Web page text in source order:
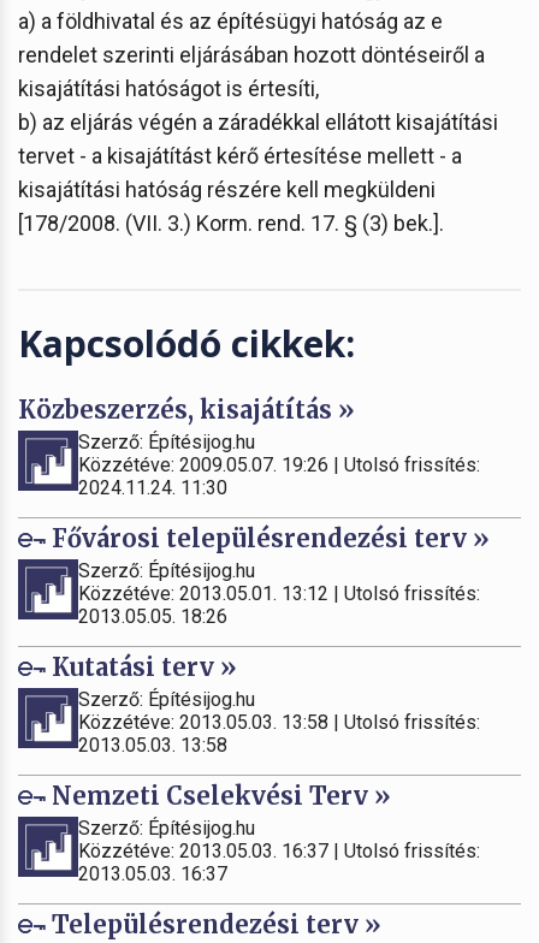
a) a földhivatal és az építésügyi hatóság az e
rendelet szerinti eljárásában hozott döntéseiről a
kisajátítási hatóságot is értesíti,
b) az eljárás végén a záradékkal ellátott kisajátítási
tervet - a kisajátítást kérő értesítése mellett - a
kisajátítási hatóság részére kell megküldeni
[178/2008. (VII. 3.) Korm. rend. 17. § (3) bek.].
Kapcsolódó cikkek:
Közbeszerzés, kisajátítás »
Szerző: Építésijog.hu
Közzétéve: 2009.05.07. 19:26 | Utolsó frissítés:
2024.11.24. 11:30
Fővárosi településrendezési terv »
Szerző: Építésijog.hu
Közzétéve: 2013.05.01. 13:12 | Utolsó frissítés:
2013.05.05. 18:26
Kutatási terv »
Szerző: Építésijog.hu
Közzétéve: 2013.05.03. 13:58 | Utolsó frissítés:
2013.05.03. 13:58
Nemzeti Cselekvési Terv »
Szerző: Építésijog.hu
Közzétéve: 2013.05.03. 16:37 | Utolsó frissítés:
2013.05.03. 16:37
Településrendezési terv »